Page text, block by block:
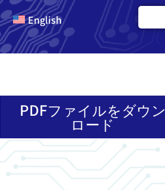
English
PDFファイルをダウン
ロード